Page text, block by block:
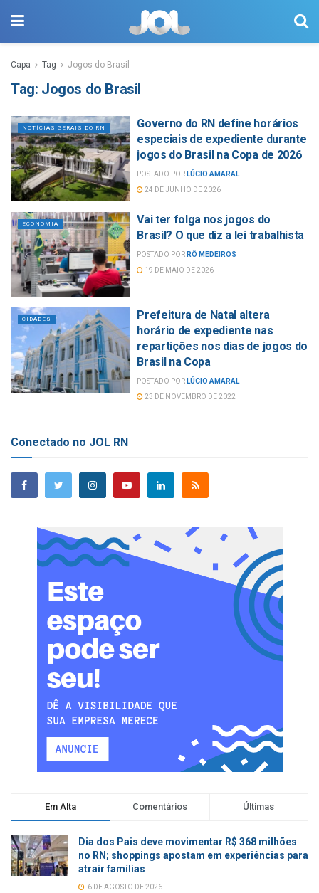
Capa Tag Jogos do Brasil
Tag: Jogos do Brasil
NOTÍCIAS GERAIS DO RN
Governo do RN define horários
especiais de expediente durante
jogos do Brasil na Copa de 2026
POSTADO POR LÚCIO AMARAL
24 DE JUNHO DE 2026
ECONOMIA
Vai ter folga nos jogos do
Brasil? O que diz a lei trabalhista
POSTADO POR RÔ MEDEIROS
19 DE MAIO DE 2026
CIDADES
Prefeitura de Natal altera
horário de expediente nas
repartições nos dias de jogos do
Brasil na Copa
POSTADO POR LÚCIO AMARAL
23 DE NOVEMBRO DE 2022
Conectado no JOL RN
Em Alta Comentários Últimas
Dia dos Pais deve movimentar R$ 368 milhões
no RN; shoppings apostam em experiências para
atrair famílias
6 DE AGOSTO DE 2026